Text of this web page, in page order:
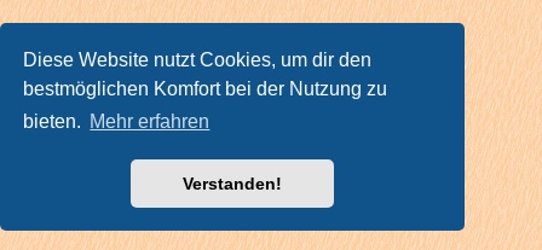
Diese Website nutzt Cookies, um dir den
bestmöglichen Komfort bei der Nutzung zu
bieten. Mehr erfahren
Verstanden!